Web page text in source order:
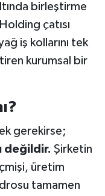
birleştirme
çatısı
iş kollarını tek
kurumsal bir
gerekirse;
değildir. Şirketin
üretim
tamamen